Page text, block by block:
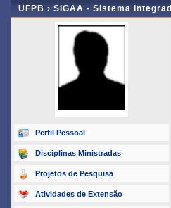
UFPB › SIGAA - Sistema
Perfil Pessoal
Disciplinas Ministradas
Projetos de Pesquisa
Atividades de Extensão